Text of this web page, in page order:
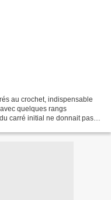
au crochet, indispensable
quelques rangs
carré initial ne donnait pas la